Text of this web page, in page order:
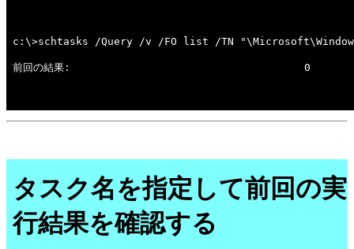
タスク名を指定して前回の実
行結果を確認する